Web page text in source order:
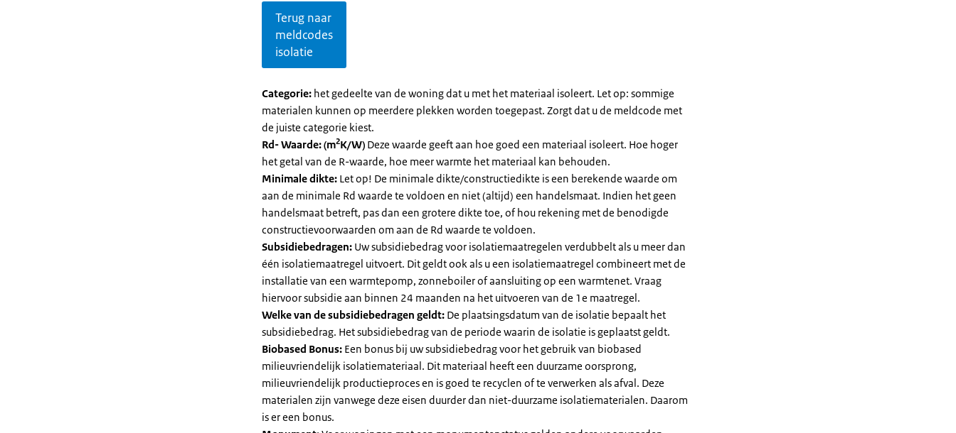
Terug naar
meldcodes
isolatie
Categorie: het gedeelte van de woning dat u met het materiaal isoleert. Let op: sommige
materialen kunnen op meerdere plekken worden toegepast. Zorgt dat u de meldcode met
de juiste categorie kiest.
Rd- Waarde: (m2K/W) Deze waarde geeft aan hoe goed een materiaal isoleert. Hoe hoger
het getal van de R-waarde, hoe meer warmte het materiaal kan behouden.
Minimale dikte: Let op! De minimale dikte/constructiedikte is een berekende waarde om
aan de minimale Rd waarde te voldoen en niet (altijd) een handelsmaat. Indien het geen
handelsmaat betreft, pas dan een grotere dikte toe, of hou rekening met de benodigde
constructievoorwaarden om aan de Rd waarde te voldoen.
Subsidiebedragen: Uw subsidiebedrag voor isolatiemaatregelen verdubbelt als u meer dan
één isolatiemaatregel uitvoert. Dit geldt ook als u een isolatiemaatregel combineert met de
installatie van een warmtepomp, zonneboiler of aansluiting op een warmtenet. Vraag
hiervoor subsidie aan binnen 24 maanden na het uitvoeren van de 1e maatregel.
Welke van de subsidiebedragen geldt: De plaatsingsdatum van de isolatie bepaalt het
subsidiebedrag. Het subsidiebedrag van de periode waarin de isolatie is geplaatst geldt.
Biobased Bonus: Een bonus bij uw subsidiebedrag voor het gebruik van biobased
milieuvriendelijk isolatiemateriaal. Dit materiaal heeft een duurzame oorsprong,
milieuvriendelijk productieproces en is goed te recyclen of te verwerken als afval. Deze
materialen zijn vanwege deze eisen duurder dan niet-duurzame isolatiematerialen. Daarom
is er een bonus.